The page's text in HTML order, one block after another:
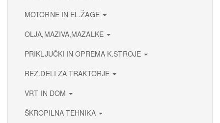
MOTORNE IN EL.ŽAGE
OLJA,MAZIVA,MAZALKE
PRIKLJUČKI IN OPREMA K.STROJE
REZ.DELI ZA TRAKTORJE
VRT IN DOM
ŠKROPILNA TEHNIKA